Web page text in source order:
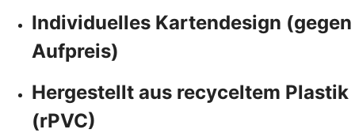
Individuelles Kartendesign (gegen
Aufpreis)
Hergestellt aus recyceltem Plastik
(rPVC)